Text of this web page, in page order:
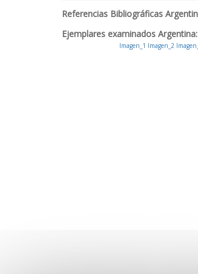
Referencias Bibliográficas
Ejemplares examinados Argentina:
Imagen_1 Imagen_2